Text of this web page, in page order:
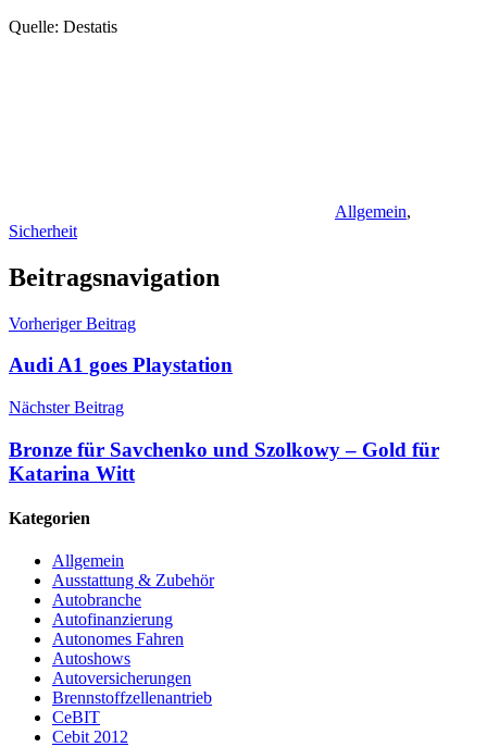
Quelle: Destatis
Allgemein,
Sicherheit
Beitragsnavigation
Vorheriger Beitrag
Audi A1 goes Playstation
Nächster Beitrag
Bronze für Savchenko und Szolkowy – Gold für
Katarina Witt
Kategorien
Allgemein
Ausstattung & Zubehör
Autobranche
Autofinanzierung
Autonomes Fahren
Autoshows
Autoversicherungen
Brennstoffzellenantrieb
CeBIT
Cebit 2012